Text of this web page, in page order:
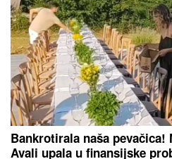
PEVAČICA SPAKOVALA